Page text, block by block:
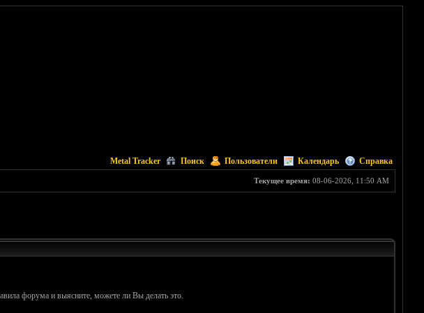
Metal Tracker Поиск Пользователи Календарь Справка
Текущее время: 08-06-2026, 11:50 AM
форума и выясните, можете ли Вы делать это.